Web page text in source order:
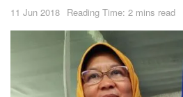
11 Jun 2018 Reading Time: 2 mins read